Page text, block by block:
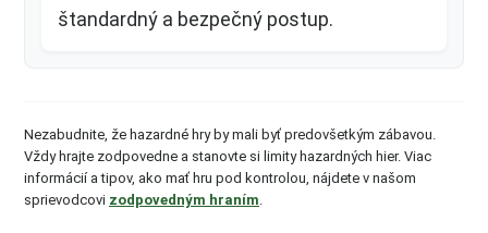
štandardný a bezpečný postup.
Nezabudnite, že hazardné hry by mali byť predovšetkým zábavou.
Vždy hrajte zodpovedne a stanovte si limity hazardných hier. Viac
informácií a tipov, ako mať hru pod kontrolou, nájdete v našom
sprievodcovi zodpovedným hraním